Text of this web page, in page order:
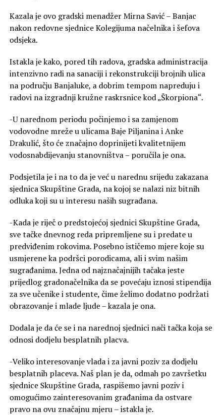
Kazala je ovo gradski menadžer Mirna Savić – Banjac
nakon redovne sjednice Kolegijuma načelnika i šefova
odsjeka.
Istakla je kako, pored tih radova, gradska administracija
intenzivno radi na sanaciji i rekonstrukciji brojnih ulica
na području Banjaluke, a dobrim tempom napreduju i
radovi na izgradnji kružne raskrsnice kod „Škorpiona“.
-U narednom periodu počinjemo i sa zamjenom
vodovodne mreže u ulicama Baje Piljanina i Anke
Drakulić, što će značajno doprinijeti kvalitetnijem
vodosnabdijevanju stanovništva – poručila je ona.
Podsjetila je i na to da je već u narednu srijedu zakazana
sjednica Skupštine Grada, na kojoj se nalazi niz bitnih
odluka koji su u interesu naših sugrađana.
-Kada je riječ o predstojećoj sjednici Skupštine Grada,
sve tačke dnevnog reda pripremljene su i predate u
predviđenim rokovima. Posebno ističemo mjere koje su
usmjerene ka podršci porodicama, ali i svim našim
sugrađanima. Jedna od najznačajnijih tačaka jeste
prijedlog gradonačelnika da se povećaju iznosi stipendija
za sve učenike i studente, čime želimo dodatno podržati
obrazovanje i mlade ljude – kazala je ona.
Dodala je da će se i na narednoj sjednici nači tačka koja se
odnosi dodjelu besplatnih placva.
-Veliko interesovanje vlada i za javni poziv za dodjelu
besplatnih placeva. Naš plan je da, odmah po završetku
sjednice Skupštine Grada, raspišemo javni poziv i
omogućimo zainteresovanim građanima da ostvare
pravo na ovu značajnu mjeru – istakla je.